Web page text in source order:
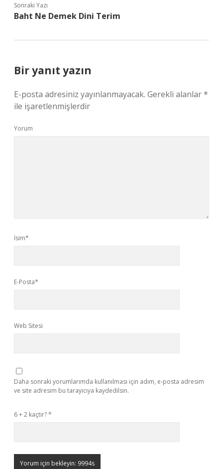
Sonraki Yazı
Baht Ne Demek Dini Terim
Bir yanıt yazın
E-posta adresiniz yayınlanmayacak. Gerekli alanlar*
ile işaretlenmişlerdir
Yorum
İsim*
E-Posta*
Web Sitesi
Daha sonraki yorumlarımda kullanılması için adım, e-posta adresim
ve site adresim bu tarayıcıya kaydedilsin.
6 + 2 kaçtır?*